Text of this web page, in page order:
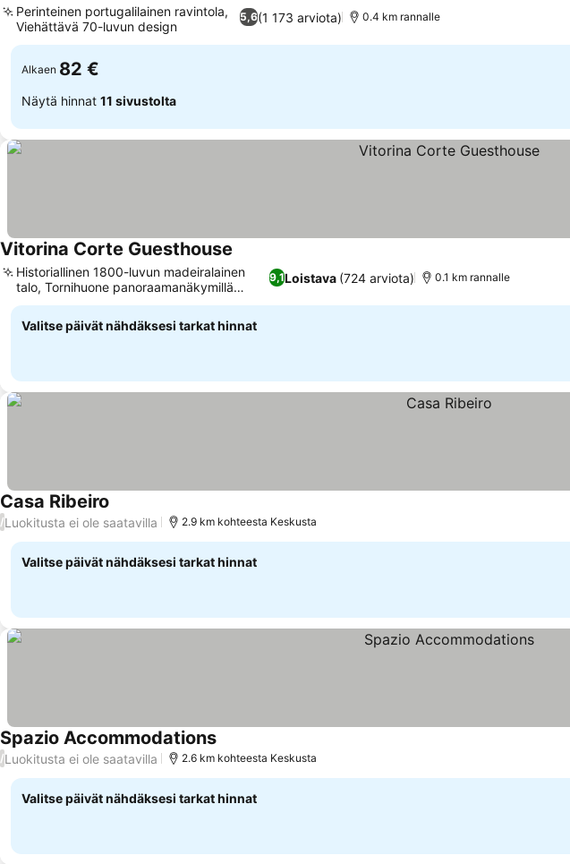
5,6(1 173 arviota)
Perinteinen portugalilainen ravintola,
Viehättävä 70-luvun design
0.4 km rannalle
Alkaen 82 €
Näytä hinnat 11 sivustolta
Vitorina Corte Guesthouse
9,1Loistava (724 arviota)
Historiallinen 1800-luvun madeiralainen
talo, Tornihuone panoraamanäkymillä
merelle
0.1 km rannalle
Valitse päivät nähdäksesi tarkat hinnat
Casa Ribeiro
/Luokitusta ei ole saatavilla 2.9 km kohteesta Keskusta
Valitse päivät nähdäksesi tarkat hinnat
Spazio Accommodations
/Luokitusta ei ole saatavilla 2.6 km kohteesta Keskusta
Valitse päivät nähdäksesi tarkat hinnat